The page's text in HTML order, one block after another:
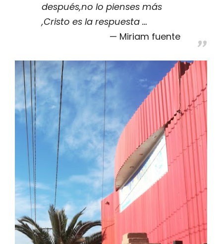
después,no lo pienses más
,Cristo es la respuesta …
Miriam fuente